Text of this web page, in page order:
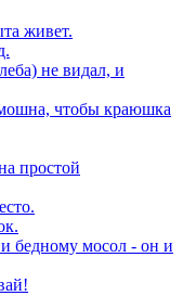
живет.
не видал, и
чтобы краюшка
простой
и бедному мосол - он и